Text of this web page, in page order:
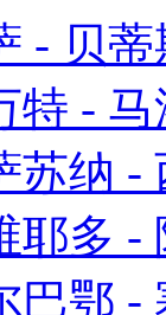
- 贝
特 -
苏纳 -
耶多 -
巴鄂 -